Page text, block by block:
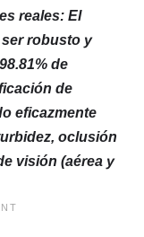
reales: El
robusto y
de
de
eficazmente
oclusión
visión (aérea y